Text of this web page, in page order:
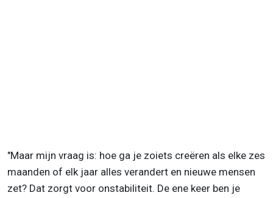
"Maar mijn vraag is: hoe ga je zoiets creëren als elke zes
maanden of elk jaar alles verandert en nieuwe mensen
zet? Dat zorgt voor onstabiliteit. De ene keer ben je